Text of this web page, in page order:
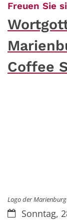
Freuen Sie
Coffee
Logo der Marienburg
Datum:Sonntag,